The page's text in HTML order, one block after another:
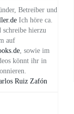
Betreiber und
Ich höre ca.
schreibe hierzu
auf
, sowie im
könnt ihr in
Ruiz Zafón